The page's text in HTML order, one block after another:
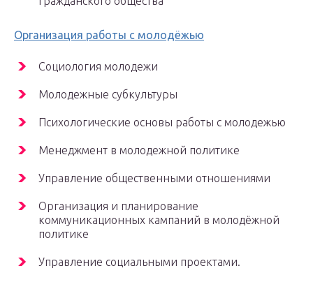
Организация работы с молодёжью
Социология молодежи
Молодежные субкультуры
Психологические основы работы с молодежью
Менеджмент в молодежной политике
Управление общественными отношениями
Организация и планирование
коммуникационных кампаний в молодёжной
политике
Управление социальными проектами.